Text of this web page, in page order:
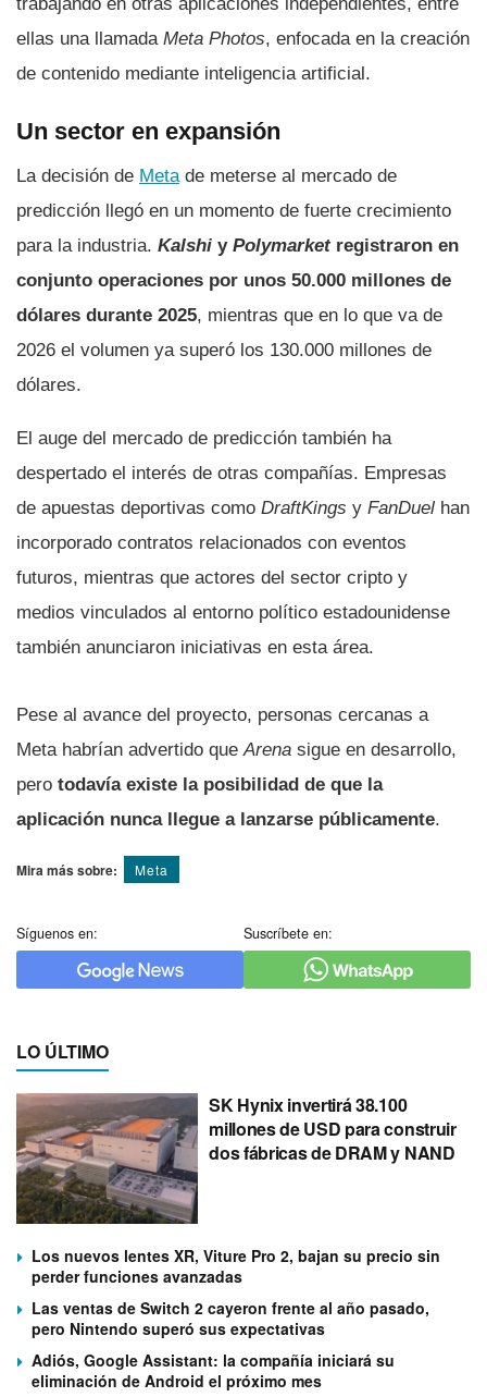
ellas una llamada Meta Photos, enfocada en la creación
de contenido mediante inteligencia artificial.
Un sector en expansión
La decisión de Metade meterse al mercado de
predicción llegó en un momento de fuerte crecimiento
para la industria. Kalshi y Polymarketregistraron en
conjunto operaciones por unos 50.000 millones de
dólares durante 2025, mientras que en lo que va de
2026 el volumen ya superó los 130.000 millones de
dólares.
El auge del mercado de predicción también ha
despertado el interés de otras compañías. Empresas
de apuestas deportivas como DraftKings y FanDuel han
incorporado contratos relacionados con eventos
futuros, mientras que actores del sector cripto y
medios vinculados al entorno político estadounidense
también anunciaron iniciativas en esta área.
Pese al avance del proyecto, personas cercanas a
Meta habrían advertido queArena sigue en desarrollo,
pero todavía existe la posibilidad de que la
aplicación nunca llegue a lanzarse públicamente.
Mira más sobre: Meta
Síguenos en: Suscríbete en:
LO ÚLTIMO
SK Hynix invertirá 38.100
millones de USD para construir
dos fábricas de DRAM y NAND
Los nuevos lentes XR, Viture Pro 2, bajan su precio sin
perder funciones avanzadas
Las ventas de Switch 2 cayeron frente al año pasado,
pero Nintendo superó sus expectativas
Adiós, Google Assistant: la compañía iniciará su
eliminación de Android el próximo mes